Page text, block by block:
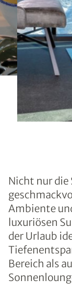
Nicht nur die
Ambiente
luxuriösen
der Urlaub
Bereich als